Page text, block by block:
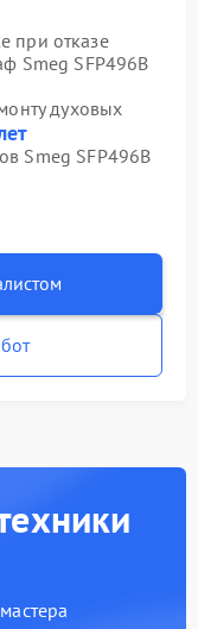
при отказе
Smeg SFP496B
духовых
Smeg SFP496B